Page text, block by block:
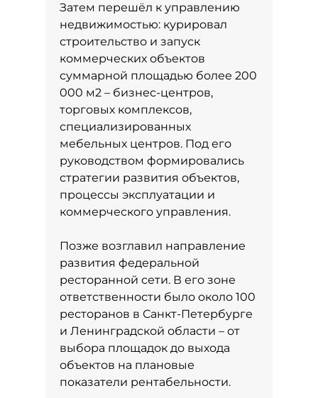
Затем перешёл к управлению
недвижимостью: курировал
строительство и запуск
коммерческих объектов
суммарной площадью более 200
000 м2 – бизнес-центров,
торговых комплексов,
специализированных
мебельных центров. Под его
руководством формировались
стратегии развития объектов,
процессы эксплуатации и
коммерческого управления.
Позже возглавил направление
развития федеральной
ресторанной сети. В его зоне
ответственности было около 100
ресторанов в Санкт-Петербурге
и Ленинградской области – от
выбора площадок до выхода
объектов на плановые
показатели рентабельности.